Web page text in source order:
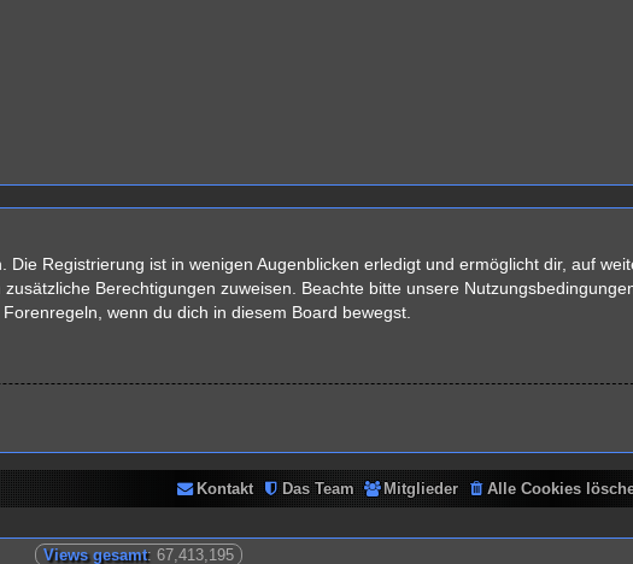
Registrierung ist in wenigen Augenblicken erledigt und ermöglicht dir, auf
Berechtigungen zuweisen. Beachte bitte unsere
wenn du dich in diesem Board bewegst.
Alle Cookies
Mitglieder
Das Team
Kontakt
Views gesamt: 67,413,195